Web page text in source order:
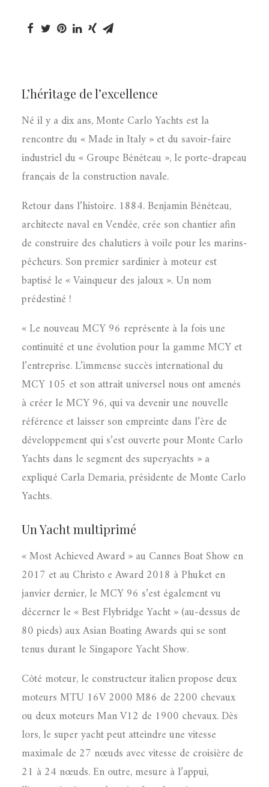
L’héritage de l’excellence
Né il y a dix ans, Monte Carlo Yachts est la
rencontre du « Made in Italy » et du savoir-faire
industriel du « Groupe Bénéteau », le porte-drapeau
français de la construction navale.
Retour dans l’histoire. 1884. Benjamin Bénéteau,
architecte naval en Vendée, crée son chantier afin
de construire des chalutiers à voile pour les marins-
pêcheurs. Son premier sardinier à moteur est
baptisé le « Vainqueur des jaloux ». Un nom
prédestiné !
« Le nouveau MCY 96 représente à la fois une
continuité et une évolution pour la gamme MCY et
l’entreprise. L’immense succès international du
MCY 105 et son attrait universel nous ont amenés
à créer le MCY 96, qui va devenir une nouvelle
référence et laisser son empreinte dans l’ère de
développement qui s’est ouverte pour Monte Carlo
Yachts dans le segment des superyachts » a
expliqué Carla Demaria, présidente de Monte Carlo
Yachts.
Un Yacht multiprimé
« Most Achieved Award » au Cannes Boat Show en
2017 et au Christo e Award 2018 à Phuket en
janvier dernier, le MCY 96 s’est également vu
décerner le « Best Flybridge Yacht » (au-dessus de
80 pieds) aux Asian Boating Awards qui se sont
tenus durant le Singapore Yacht Show.
Côté moteur, le constructeur italien propose deux
moteurs MTU 16V 2000 M86 de 2200 chevaux
ou deux moteurs Man V12 de 1900 chevaux. Dès
lors, le super yacht peut atteindre une vitesse
maximale de 27 nœuds avec vitesse de croisière de
21 à 24 nœuds. En outre, mesure à l’appui,